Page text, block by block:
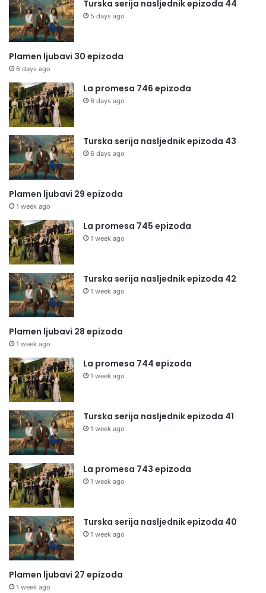
Turska serija nasljednik epizoda 44
5 days ago
Plamen ljubavi 30 epizoda
6 days ago
La promesa 746 epizoda
6 days ago
Turska serija nasljednik epizoda 43
6 days ago
Plamen ljubavi 29 epizoda
1 week ago
La promesa 745 epizoda
1 week ago
Turska serija nasljednik epizoda 42
1 week ago
Plamen ljubavi 28 epizoda
1 week ago
La promesa 744 epizoda
1 week ago
Turska serija nasljednik epizoda 41
1 week ago
La promesa 743 epizoda
1 week ago
Turska serija nasljednik epizoda 40
1 week ago
Plamen ljubavi 27 epizoda
1 week ago